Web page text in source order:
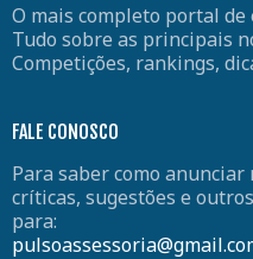
O mais completo portal
Tudo sobre as principais
Competições, rankings,
FALE CONOSCO
Para saber como
críticas, sugestões e
para: